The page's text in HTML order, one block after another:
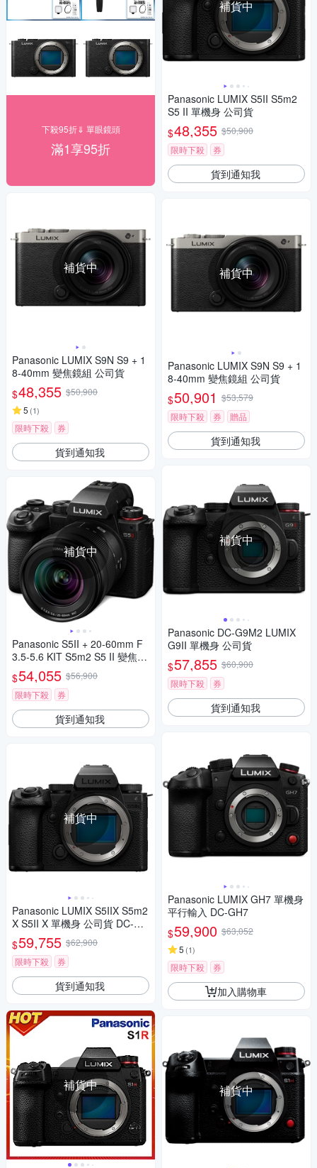
下殺95折⇓ 單眼鏡頭
滿1享95折
補貨中
Panasonic LUMIX S9N S9 + 1
8-40mm 變焦鏡組 公司貨
$48,355 $50,900
5 (1)
限時下殺 券
貨到通知我
補貨中
Panasonic S5II + 20-60mm F
3.5-5.6 KIT S5m2 S5 II 變焦鏡
組 公司貨
$54,055 $56,900
限時下殺
券
貨到通知我
補貨中
Panasonic LUMIX S5IIX S5m2
X S5II X 單機身 公司貨 DC-S5
M2X
$59,755 $62,900
限時下殺
券
貨到通知我
補貨中
補貨中
Panasonic LUMIX S5II S5m2
S5 II 單機身 公司貨
$48,355 $50,900
限時下殺
券
貨到通知我
補貨中
Panasonic LUMIX S9N S9 + 1
8-40mm 變焦鏡組 公司貨
$50,901 $53,579
限時下殺
券 贈品
貨到通知我
補貨中
Panasonic DC-G9M2 LUMIX
G9II 單機身 公司貨
$57,855 $60,900
限時下殺
券
貨到通知我
Panasonic LUMIX GH7 單機身
平行輸入 DC-GH7
$59,900 $63,052
5 (1)
限時下殺 券
加入購物車
補貨中